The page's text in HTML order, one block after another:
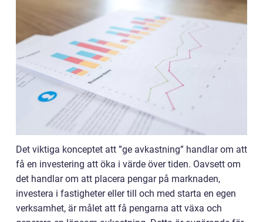
Det viktiga konceptet att ”ge avkastning” handlar om att
få en investering att öka i värde över tiden. Oavsett om
det handlar om att placera pengar på marknaden,
investera i fastigheter eller till och med starta en egen
verksamhet, är målet att få pengarna att växa och